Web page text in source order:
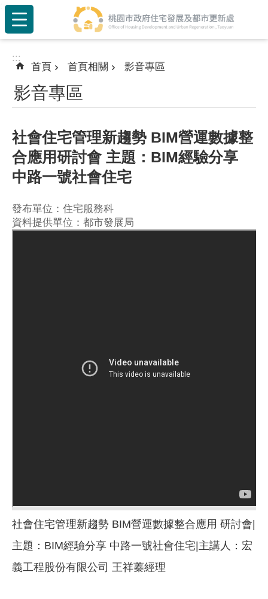
跳到主要內容區塊
:::
:::
首頁 首頁相關 影音專區
影音專區
社會住宅管理新趨勢 BIM營運數據整
合應用研討會 主題：BIM經驗分享
中路一號社會住宅
發布單位：住宅服務科
資料提供單位：都市發展局
社會住宅管理新趨勢 BIM營運數據整合應用 研討會|
主題：BIM經驗分享 中路一號社會住宅|主講人：宏
義工程股份有限公司 王祥蓁經理